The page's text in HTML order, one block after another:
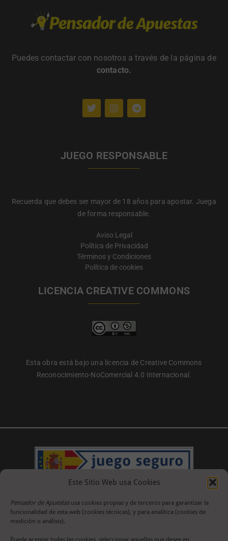
Este Sitio Web usa Cookies
Pensador de Apuestas usa cookies propias y de terceros para garantizar la
funcionalidad de esta web (cookies técnicas), y para analítica (cookies de
medición o análisis).
Puede aceptar todas las cookies, seleccionar aquellas que desee en
Puedes contactar con nosotros a través de la página de
contacto.
JUEGO RESPONSABLE
Recuerda que debes ser mayor de 18 años para apostar. Juega
de forma responsable.
Aviso Legal
Política de Privacidad
Términos y Condiciones
Política de cookies
LICENCIA CREATIVE COMMONS
Esta obra está bajo una licencia de Creative Commons
Reconocimiento-NoComercial 4.0 Internacional.